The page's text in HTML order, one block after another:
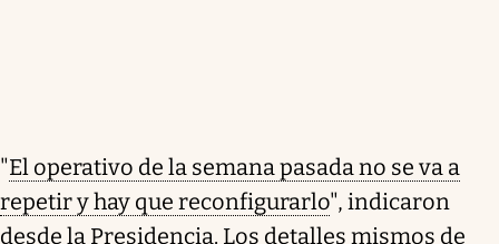
"El operativo de la semana pasada no se va a
repetir y hay que reconfigurarlo", indicaron
desde la Presidencia. Los detalles mismos de